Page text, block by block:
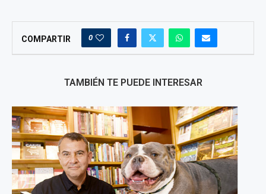
COMPARTIR 0
TAMBIÉN TE PUEDE INTERESAR